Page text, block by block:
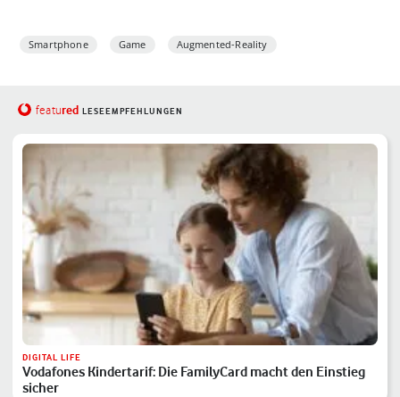
Smartphone Game Augmented-Reality
featured LESEEMPFEHLUNGEN
DIGITAL LIFE
Vodafones Kindertarif: Die FamilyCard macht den Einstieg
sicher